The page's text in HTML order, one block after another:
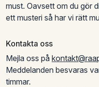
must. Oavsett om du gör
ett musteri så har vi rätt
Kontakta oss
Mejla oss på
Meddelanden besvaras
timmar.